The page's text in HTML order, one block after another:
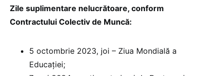
Zile suplimentare nelucrătoare, conform
Contractului Colectiv de Muncă:
5 octombrie 2023, joi – Ziua Mondială a
Educației;